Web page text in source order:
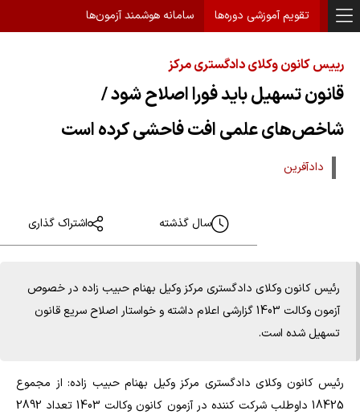
تقویم آموزشی دوره‌ها سامانه هوشمند آزمون‌ها
رییس کانون وکلای دادگستری مرکز
قانون تسهیل باید فورا اصلاح شود /
شاخص‌های علمی افت فاحشی کرده است
دادآفرین
سال گذشته اشتراک گذاری
رئیس کانون وکلای دادگستری مرکز وکیل بهنام حبیب زاده در خصوص
آزمون وکالت 1403 گزارشی اعلام داشته و خواستار اصلاح سریع قانون
تسهیل شده است.
رئیس کانون وکلای دادگستری مرکز وکیل بهنام حبیب زاده: از مجموع
18425 داوطلب شرکت کننده در آزمون کانون وکالت 1403 تعداد 2892